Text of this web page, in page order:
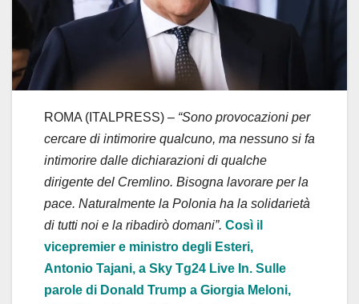
ROMA (ITALPRESS) – “Sono provocazioni per
cercare di intimorire qualcuno, ma nessuno si fa
intimorire dalle dichiarazioni di qualche
dirigente del Cremlino. Bisogna lavorare per la
pace. Naturalmente la Polonia ha la solidarietà
di tutti noi e la ribadirò domani”. Così il
vicepremier e ministro degli Esteri,
Antonio Tajani, a Sky Tg24 Live In. Sulle
parole di Donald Trump a Giorgia Meloni,